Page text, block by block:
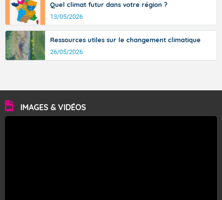
Quel climat futur dans votre région ?
13/05/2026
Ressources utiles sur le changement climatique
26/05/2026
IMAGES & VIDÉOS